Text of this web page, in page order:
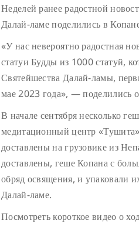
Неделей ранее радостной
Далай-ламе поделились в
«У нас невероятно радостная
статуи Будды из 1000 статуй,
Святейшества Далай-ламы,
мае 2023 года», — поделились
В начале сентября несколько
медитационный центр
доставлены на грузовике из
доставлены, геше Копана с
обряд освящения, и упаковали
Далай-ламе.
Посмотреть короткое видео о